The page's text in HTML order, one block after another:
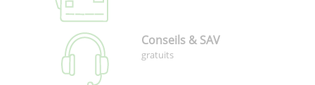
Conseils & SAV
gratuits